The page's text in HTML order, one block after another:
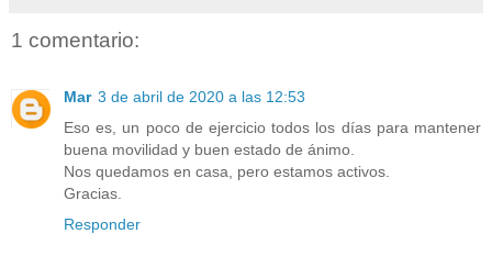
1 comentario:
Mar 3 de abril de 2020 a las 12:53
Eso es, un poco de ejercicio todos los días para mantener
buena movilidad y buen estado de ánimo.
Nos quedamos en casa, pero estamos activos.
Gracias.
Responder